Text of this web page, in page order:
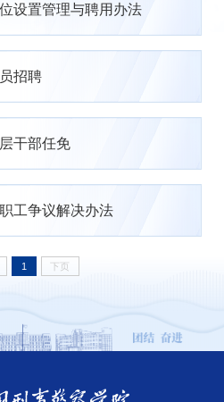
设置管理与聘用办法
招聘
干部任免
工争议解决办法
1 下页